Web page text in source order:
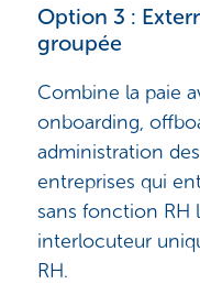
Option 3 :
groupée
Combine la paie
onboarding,
administration
entreprises qui
sans fonction RH
interlocuteur
RH.